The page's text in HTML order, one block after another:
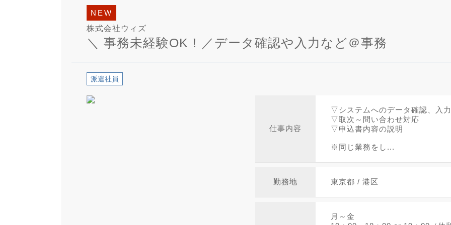
NEW
株式会社ウィズ
＼ 事務未経験OK！／データ確認や入力など＠事務
派遣社員
仕事内容
▽システムへのデータ確認、入力
▽取次～問い合わせ対応
▽申込書内容の説明
※同じ業務をし...
勤務地 東京都 / 港区
月～金